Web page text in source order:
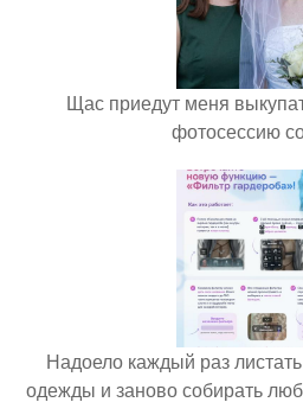
Щас приедут меня
фотосессию
Надоело каждый раз
одежды и заново собирать